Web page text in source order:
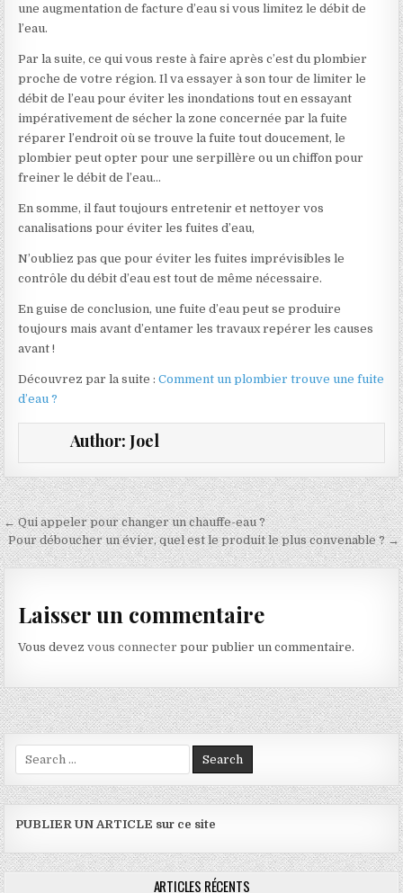
une augmentation de facture d’eau si vous limitez le débit de
l’eau.
Par la suite, ce qui vous reste à faire après c’est du plombier
proche de votre région. Il va essayer à son tour de limiter le
débit de l’eau pour éviter les inondations tout en essayant
impérativement de sécher la zone concernée par la fuite
réparer l’endroit où se trouve la fuite tout doucement, le
plombier peut opter pour une serpillère ou un chiffon pour
freiner le débit de l’eau…
En somme, il faut toujours entretenir et nettoyer vos
canalisations pour éviter les fuites d’eau,
N’oubliez pas que pour éviter les fuites imprévisibles le
contrôle du débit d’eau est tout de même nécessaire.
En guise de conclusion, une fuite d’eau peut se produire
toujours mais avant d’entamer les travaux repérer les causes
avant !
Découvrez par la suite :Comment un plombier trouve une fuite
d’eau ?
Author: Joel
Navigation de l’article
← Qui appeler pour changer un chauffe-eau ?
Pour déboucher un évier, quel est le produit le plus convenable ? →
Laisser un commentaire
Vous devezvous connecter pour publier un commentaire.
Search for:
PUBLIER UN ARTICLE sur ce site
ARTICLES RÉCENTS